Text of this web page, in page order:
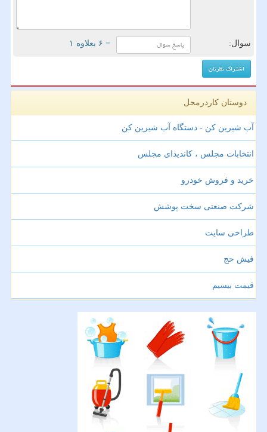
سوال: = ۶ بعلاوه ۱
دوستان کاردرمحل
آب شیرین کن - دستگاه آب شیرین کن
انتخابات مجلس ، کاندیدای مجلس
خرید و فروش خودرو
شرکت صنعتی سخت پوشش
طراحی سایت
فیش حج
قیمت بیسیم